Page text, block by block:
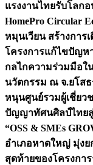
แรงงานไทยรับโลก
HomePro Circular
หมุนเวียน สร้างการ
โครงการแก้ไขปัญห
กลไกความร่วมมือใ
นวัตกรรม ณ จ.ยโสธ
หนุนศูนย์รวมผู้เชี่ยว
ปัญญาทัศนศิลป์ไทย
“OSS & SMEs
อำเภอหาดใหญ่ มุ่งย
สุดท้ายของโครงกา